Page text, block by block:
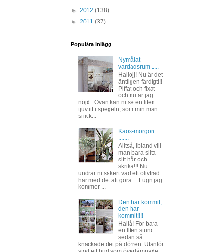
► 2012 (138)
► 2011 (37)
Populära inlägg
Nymålat
vardagsrum .....
Hallojj! Nu är det
äntligen färdigt!!!
Piffat och fixat
och nu är jag
nöjd. Ovan kan ni se en liten
tjuvtitt i spegeln, som min man
snick...
Kaos-morgon
Alltså, ibland vill
man bara slita
sitt hår och
skrika!!! Nu
undrar ni säkert vad ett olivträd
har med det att göra.... Lugn jag
kommer ...
Den har kommit,
den har
kommit!!!!
Hallå! För bara
en liten stund
sedan så
knackade det på dörren. Utanför